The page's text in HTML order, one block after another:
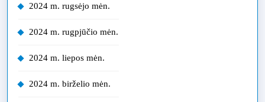
2024 m. rugsėjo mėn.
2024 m. rugpjūčio mėn.
2024 m. liepos mėn.
2024 m. birželio mėn.